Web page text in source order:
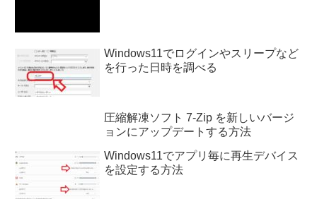
Windows11でログインやスリープなど
を行った日時を調べる
圧縮解凍ソフト 7-Zip を新しいバージ
ョンにアップデートする方法
Windows11でアプリ毎に再生デバイス
を設定する方法